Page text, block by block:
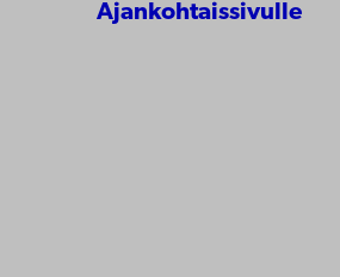
Ajankohtaissivulle